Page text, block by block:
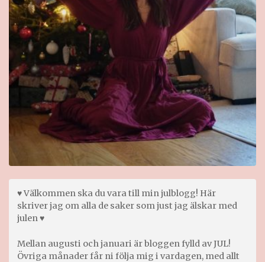
♥ Välkommen ska du vara till min julblogg! Här
skriver jag om alla de saker som just jag älskar med
julen ♥
Mellan augusti och januari är bloggen fylld av JUL!
Övriga månader får ni följa mig i vardagen, med allt